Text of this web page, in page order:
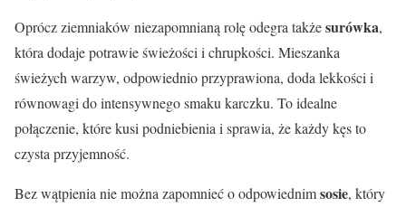
Oprócz ziemniaków niezapomnianą rolę odegra takżesurówka,
która dodaje potrawie świeżości i chrupkości. Mieszanka
świeżych warzyw, odpowiednio przyprawiona, doda lekkości i
równowagi do intensywnego smaku karczku. To idealne
połączenie, które kusi podniebienia i sprawia, że każdy kęs to
czysta przyjemność.
Bez wątpienia nie można zapomnieć o odpowiednimsosie, który